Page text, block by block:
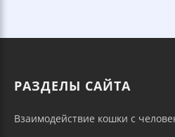
РАЗДЕЛЫ САЙТА
Взаимодействие кошки с